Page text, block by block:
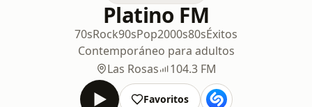
Platino FM
70sRock90sPop2000s80sÉxitos
Contemporáneo para adultos
Las Rosas
104.3 FM
Favoritos